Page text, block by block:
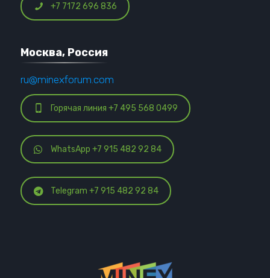
+7 7172 696 836
Москва, Россия
ru@minexforum.com
Горячая линия +7 495 568 0499
WhatsApp +7 915 482 92 84
Telegram +7 915 482 92 84